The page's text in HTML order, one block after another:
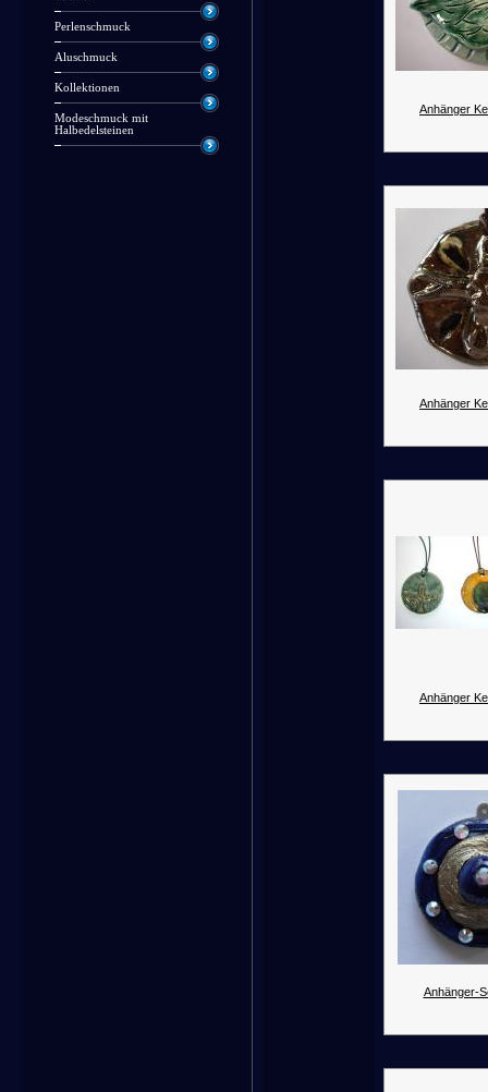
Perlenschmuck
Aluschmuck
Kollektionen
Modeschmuck mit
Halbedelsteinen
Anhänger
Anhänger
Anhänger
Anhänger-